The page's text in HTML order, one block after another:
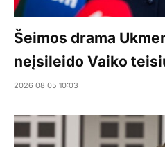
Šeimos drama
neįsileido Vaiko
2026 08 05 10:03